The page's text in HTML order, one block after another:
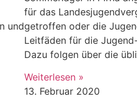
und
für das
getroffen oder die
Leitfäden für die
Dazu folgen über die
Weiterlesen »
13. Februar 2020